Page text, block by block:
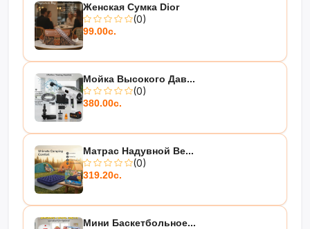
Женская Сумка Dior
(0)
99.00с.
Мойка Высокого Дав...
(0)
380.00с.
Матрас Надувной Be...
(0)
319.20с.
Мини Баскетбольное...